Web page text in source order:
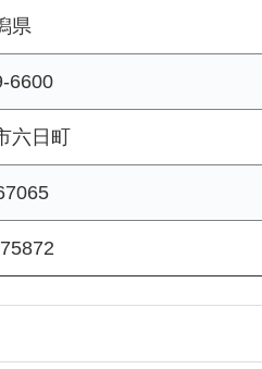
県
6600
六日町